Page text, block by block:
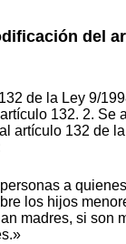
del
de la Ley 9/
132. 2. Se
artículo 132 de
a
los hijos
madres, si son